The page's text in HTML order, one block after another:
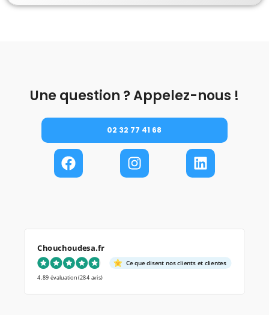
Une question ? Appelez-nous !
02 32 77 41 68
Chouchoudesa.fr
Ce que disent nos clients et clientes
4.89 évaluation(284 avis)